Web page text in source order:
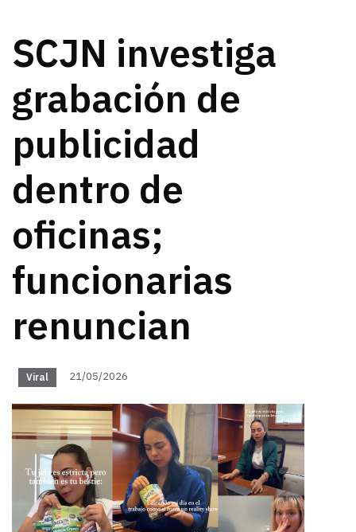
SCJN investiga
grabación de
publicidad
dentro de
oficinas;
funcionarias
renuncian
Viral 21/05/2026